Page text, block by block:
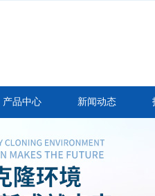
产品中心 新闻动态